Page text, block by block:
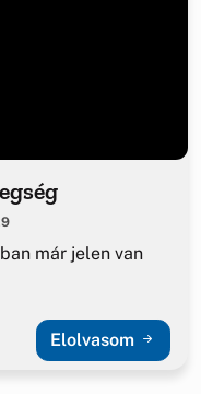
már jelen van
Elolvasom